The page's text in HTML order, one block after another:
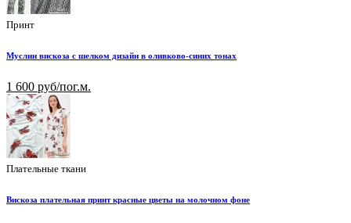
Принт
Муслин вискоза с шелком дизайн в оливково-синих тонах
1 600 руб/пог.м.
Плательные ткани
Вискоза плательная принт красные цветы на молочном фоне